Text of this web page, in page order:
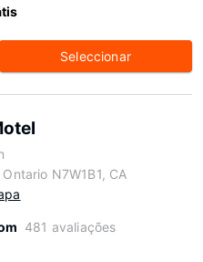
Seleccionar
N7W1B1, CA
481 avaliações